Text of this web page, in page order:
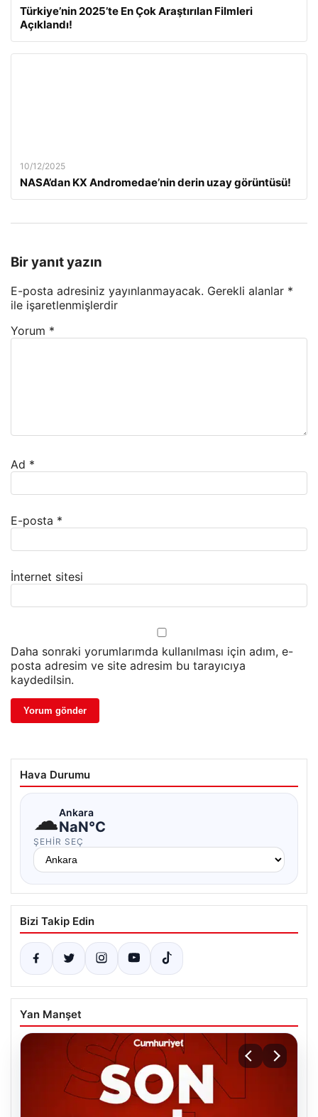
Türkiye’nin 2025’te En Çok Araştırılan Filmleri
Açıklandı!
10/12/2025
NASA’dan KX Andromedae’nin derin uzay görüntüsü!
Bir yanıt yazın
E-posta adresiniz yayınlanmayacak. Gerekli alanlar *
ile işaretlenmişlerdir
Yorum *
Ad *
E-posta *
İnternet sitesi
Daha sonraki yorumlarımda kullanılması için adım, e-
posta adresim ve site adresim bu tarayıcıya
kaydedilsin.
Hava Durumu
☁Ankara
NaN°C
ŞEHIR SEÇ
Bizi Takip Edin
Yan Manşet